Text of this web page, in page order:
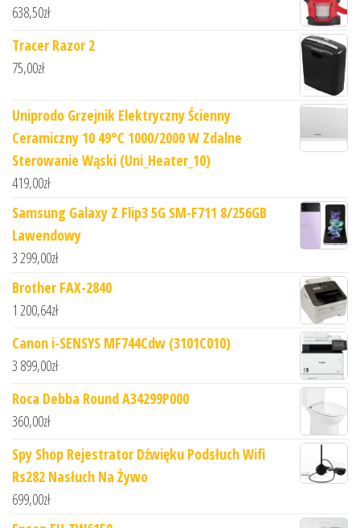
638,50zł
Tracer Razor 2
75,00zł
Uniprodo Grzejnik Elektryczny Ścienny
Ceramiczny 10 49°C 1000/2000 W Zdalne
Sterowanie Wąski (Uni_Heater_10)
419,00zł
Samsung Galaxy Z Flip3 5G SM-F711 8/256GB
Lawendowy
3 299,00zł
Brother FAX-2840
1 200,64zł
Canon i-SENSYS MF744Cdw (3101C010)
3 899,00zł
Roca Debba Round A34299P000
360,00zł
Spy Shop Rejestrator Dźwięku Podsłuch Wifi
Rs282 Nasłuch Na Żywo
699,00zł